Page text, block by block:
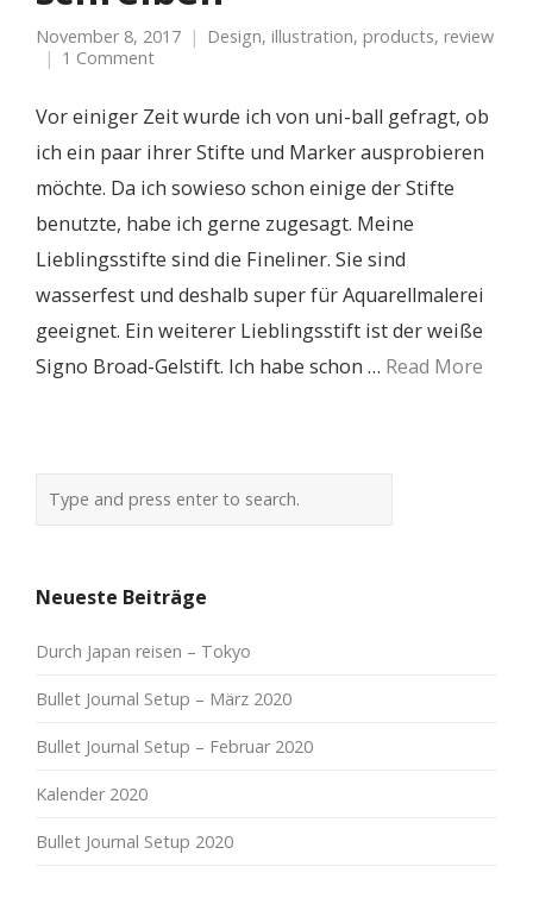
November 8, 2017 Design, illustration, products, review
1 Comment
Vor einiger Zeit wurde ich von uni-ball gefragt, ob
ich ein paar ihrer Stifte und Marker ausprobieren
möchte. Da ich sowieso schon einige der Stifte
benutzte, habe ich gerne zugesagt. Meine
Lieblingsstifte sind die Fineliner. Sie sind
wasserfest und deshalb super für Aquarellmalerei
geeignet. Ein weiterer Lieblingsstift ist der weiße
Signo Broad-Gelstift. Ich habe schon … Read More
Neueste Beiträge
Durch Japan reisen – Tokyo
Bullet Journal Setup – März 2020
Bullet Journal Setup – Februar 2020
Kalender 2020
Bullet Journal Setup 2020